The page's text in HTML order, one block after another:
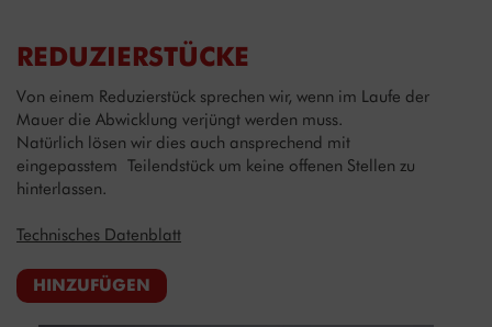
REDUZIERSTÜCKE
Von einem Reduzierstück sprechen wir, wenn im Laufe der
Mauer die Abwicklung verjüngt werden muss.
Natürlich lösen wir dies auch ansprechend mit
eingepasstem Teilendstück um keine offenen Stellen zu
hinterlassen.
Technisches Datenblatt
HINZUFÜGEN